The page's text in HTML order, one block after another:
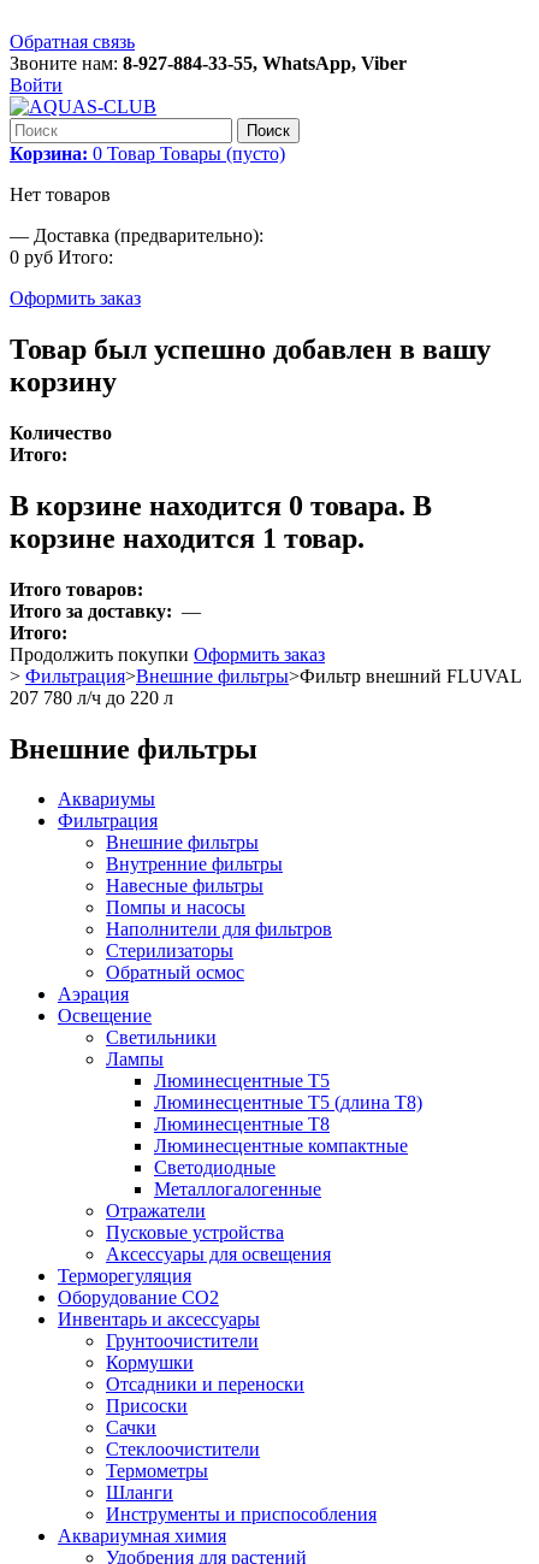
Обратная связь
Звоните нам: 8-927-884-33-55, WhatsApp, Viber
Войти
Поиск
Корзина: 0 Товар Товары (пусто)
Нет товаров
— Доставка (предварительно):
0 руб Итого:
Оформить заказ
Товар был успешно добавлен в вашу
корзину
Количество
Итого:
В корзине находится 0 товара. В
корзине находится 1 товар.
Итого товаров:
Итого за доставку: —
Итого:
Продолжить покупки Оформить заказ
> Фильтрация>Внешние фильтры>Фильтр внешний FLUVAL
207 780 л/ч до 220 л
Внешние фильтры
Аквариумы
Фильтрация
Внешние фильтры
Внутренние фильтры
Навесные фильтры
Помпы и насосы
Наполнители для фильтров
Стерилизаторы
Обратный осмос
Аэрация
Освещение
Светильники
Лампы
Люминесцентные T5
Люминесцентные T5 (длина T8)
Люминесцентные T8
Люминесцентные компактные
Светодиодные
Металлогалогенные
Отражатели
Пусковые устройства
Аксессуары для освещения
Терморегуляция
Оборудование CO2
Инвентарь и аксессуары
Грунтоочистители
Кормушки
Отсадники и переноски
Присоски
Сачки
Стеклоочистители
Термометры
Шланги
Инструменты и приспособления
Аквариумная химия
Удобрения для растений